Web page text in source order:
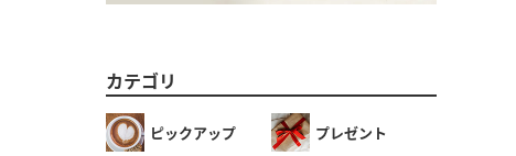
カテゴリ
ピックアップ プレゼント